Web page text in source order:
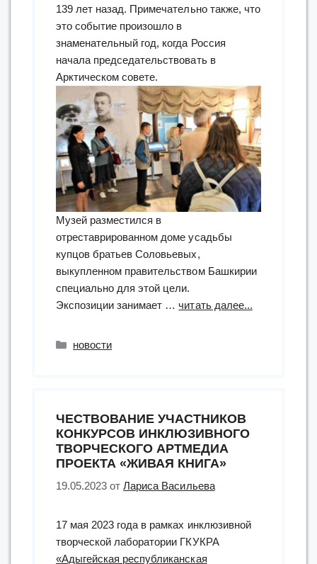
139 лет назад. Примечательно также, что
это событие произошло в
знаменательный год, когда Россия
начала председательствовать в
Арктическом совете.
Музей разместился в
отреставрированном доме усадьбы
купцов братьев Соловьевых,
выкупленном правительством Башкирии
специально для этой цели.
Экспозиции занимает …читать далее...
Рубрики
новости
ЧЕСТВОВАНИЕ УЧАСТНИКОВ
КОНКУРСОВ ИНКЛЮЗИВНОГО
ТВОРЧЕСКОГО АРТМЕДИА
ПРОЕКТА «ЖИВАЯ КНИГА»
19.05.2023 отЛариса Васильева
17 мая 2023 года в рамках инклюзивной
творческой лаборатории ГКУКРА
«Адыгейская республиканская